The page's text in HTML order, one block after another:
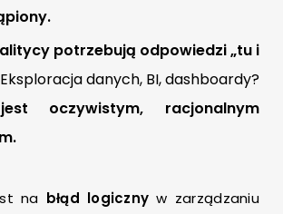
potrzebują odpowiedzi „tu i
Eksploracja danych, BI, dashboardy?
oczywistym, racjonalnym
na błąd logiczny w zarządzaniu